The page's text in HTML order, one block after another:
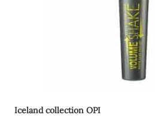
Iceland collection OPI